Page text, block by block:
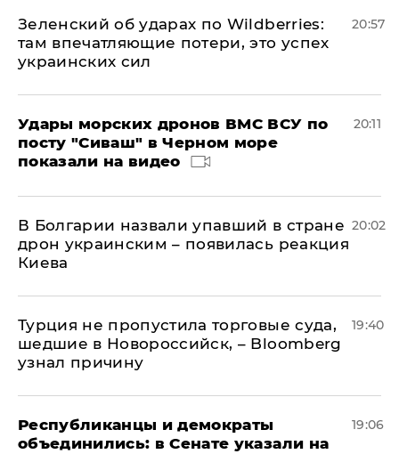
Зеленский об ударах по Wildberries:
там впечатляющие потери, это успех
украинских сил
20:57
Удары морских дронов ВМС ВСУ по
посту "Сиваш" в Черном море
показали на видео
20:11
В Болгарии назвали упавший в стране
дрон украинским – появилась реакция
Киева
20:02
Турция не пропустила торговые суда,
шедшие в Новороссийск, – Bloomberg
узнал причину
19:40
Республиканцы и демократы
объединились: в Сенате указали на
19:06